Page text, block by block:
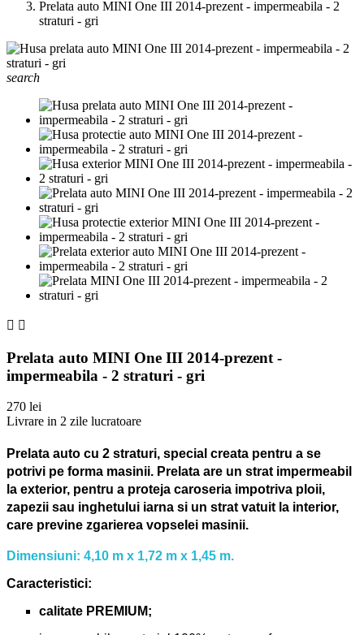
Prelata auto MINI One III 2014-prezent - impermeabila - 2
straturi - gri
search
 
Prelata auto MINI One III 2014-prezent -
impermeabila - 2 straturi - gri
270 lei
Livrare in 2 zile lucratoare
Prelata auto cu 2 straturi, special creata pentru a se
potrivi pe forma masinii. Prelata are un strat impermeabil
la exterior, pentru a proteja caroseria impotriva ploii,
zapezii sau inghetului iarna si un strat vatuit la interior,
care previne zgarierea vopselei masinii.
Dimensiuni: 4,10 m x 1,72 m x 1,45 m.
Caracteristici:
calitate PREMIUM;